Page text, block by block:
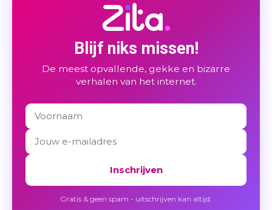
Blijf niks missen!
De meest opvallende, gekke en bizarre
verhalen van het internet.
Inschrijven
Gratis & geen spam - uitschrijven kan altijd.